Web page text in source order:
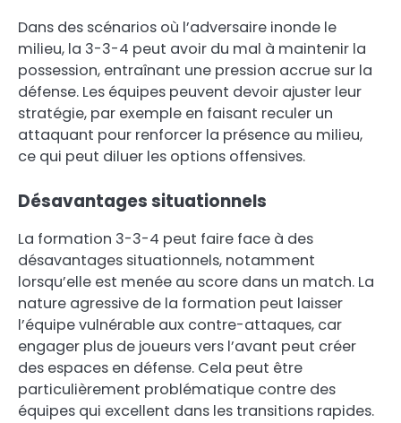
Dans des scénarios où l’adversaire inonde le
milieu, la 3-3-4 peut avoir du mal à maintenir la
possession, entraînant une pression accrue sur la
défense. Les équipes peuvent devoir ajuster leur
stratégie, par exemple en faisant reculer un
attaquant pour renforcer la présence au milieu,
ce qui peut diluer les options offensives.
Désavantages situationnels
La formation 3-3-4 peut faire face à des
désavantages situationnels, notamment
lorsqu’elle est menée au score dans un match. La
nature agressive de la formation peut laisser
l’équipe vulnérable aux contre-attaques, car
engager plus de joueurs vers l’avant peut créer
des espaces en défense. Cela peut être
particulièrement problématique contre des
équipes qui excellent dans les transitions rapides.